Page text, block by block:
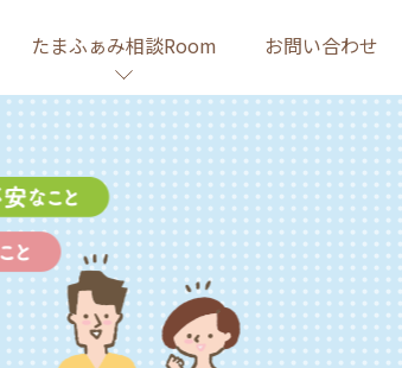
たまふぁみ相談Room お問い合わせ